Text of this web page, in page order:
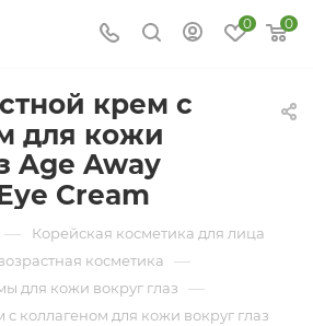
0 0
крем с
для кожи
Age Away
Cream
— Корейская косметика для лица
косметика —
для кожи вокруг глаз —
коллагеном для кожи вокруг глаз